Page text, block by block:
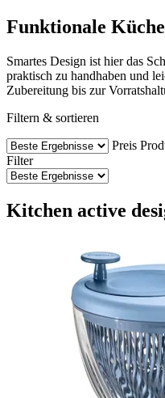
Funktionale
Smartes Design ist hier das
praktisch zu handhaben und
Zubereitung bis zur
Filtern & sortieren
Preis
Filter
Kitchen active